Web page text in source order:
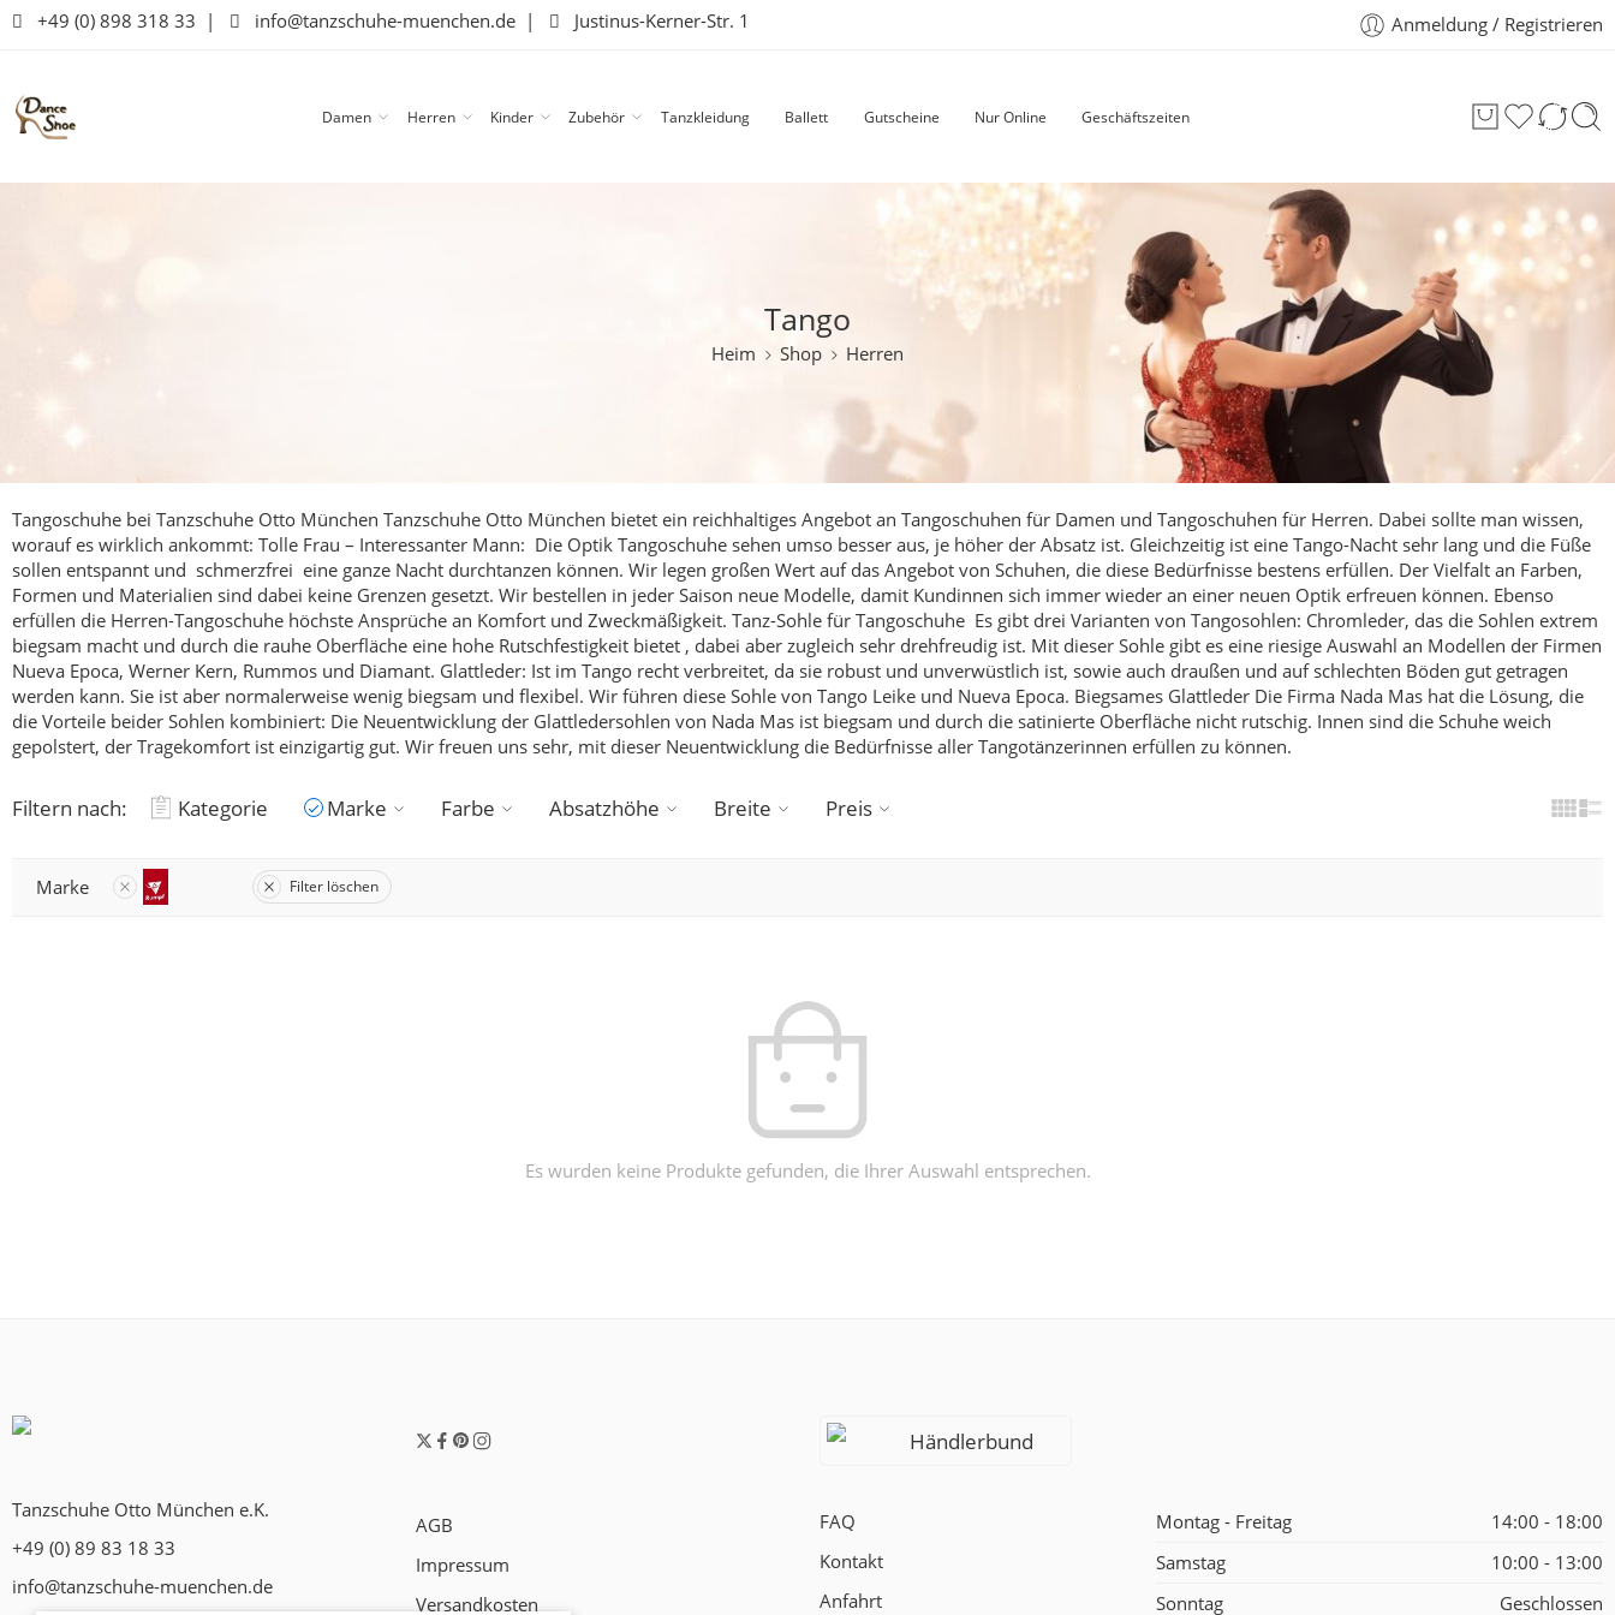
+49 (0) 898 318 33 | info@tanzschuhe-muenchen.de | Justinus-Kerner-Str. 1 Anmeldung / Registrieren
Damen Herren Kinder Zubehör Tanzkleidung Ballett Gutscheine Nur Online Geschäftszeiten
Tango
Heim Shop Herren
Tangoschuhe bei Tanzschuhe Otto München Tanzschuhe Otto München bietet ein reichhaltiges Angebot an Tangoschuhen für Damen und Tangoschuhen für Herren. Dabei sollte man wissen,
worauf es wirklich ankommt: Tolle Frau – Interessanter Mann: Die Optik Tangoschuhe sehen umso besser aus, je höher der Absatz ist. Gleichzeitig ist eine Tango-Nacht sehr lang und die Füße
sollen entspannt und schmerzfrei eine ganze Nacht durchtanzen können. Wir legen großen Wert auf das Angebot von Schuhen, die diese Bedürfnisse bestens erfüllen. Der Vielfalt an Farben,
Formen und Materialien sind dabei keine Grenzen gesetzt. Wir bestellen in jeder Saison neue Modelle, damit Kundinnen sich immer wieder an einer neuen Optik erfreuen können. Ebenso
erfüllen die Herren-Tangoschuhe höchste Ansprüche an Komfort und Zweckmäßigkeit. Tanz-Sohle für Tangoschuhe Es gibt drei Varianten von Tangosohlen: Chromleder, das die Sohlen extrem
biegsam macht und durch die rauhe Oberfläche eine hohe Rutschfestigkeit bietet , dabei aber zugleich sehr drehfreudig ist. Mit dieser Sohle gibt es eine riesige Auswahl an Modellen der Firmen
Nueva Epoca, Werner Kern, Rummos und Diamant. Glattleder: Ist im Tango recht verbreitet, da sie robust und unverwüstlich ist, sowie auch draußen und auf schlechten Böden gut getragen
werden kann. Sie ist aber normalerweise wenig biegsam und flexibel. Wir führen diese Sohle von Tango Leike und Nueva Epoca. Biegsames Glattleder Die Firma Nada Mas hat die Lösung, die
die Vorteile beider Sohlen kombiniert: Die Neuentwicklung der Glattledersohlen von Nada Mas ist biegsam und durch die satinierte Oberfläche nicht rutschig. Innen sind die Schuhe weich
gepolstert, der Tragekomfort ist einzigartig gut. Wir freuen uns sehr, mit dieser Neuentwicklung die Bedürfnisse aller Tangotänzerinnen erfüllen zu können.
Filtern nach: Kategorie Marke Farbe Absatzhöhe Breite Preis
Marke Filter löschen
Es wurden keine Produkte gefunden, die Ihrer Auswahl entsprechen.
Tanzschuhe Otto München e.K.
+49 (0) 89 83 18 33
info@tanzschuhe-muenchen.de
AGB
Impressum
Versandkosten
Händlerbund
FAQ
Kontakt
Anfahrt
Montag - Freitag
14:00 - 18:00
Samstag
10:00 - 13:00
Sonntag
Geschlossen